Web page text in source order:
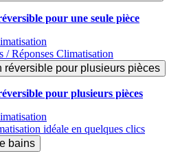
pour une seule pièce
/ Réponses Climatisation
réversible pour plusieurs pièces
pour plusieurs pièces
idéale en quelques clics
bains